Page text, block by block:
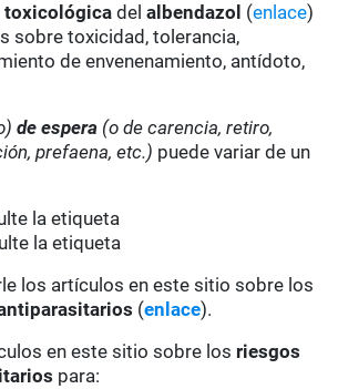
toxicológica delalbendazol (enlace)
sobre toxicidad, tolerancia,
de envenenamiento, antídoto,
de espera (o de carencia, retiro,
prefaena, etc.) puede variar de un
la etiqueta
la etiqueta
los artículos en este sitio sobre los
(enlace).
en este sitio sobre los riesgos
para: